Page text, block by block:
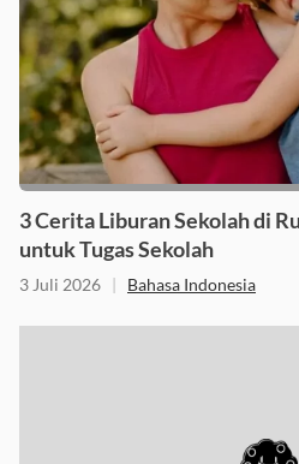
3 Cerita Liburan Sekolah di
untuk Tugas Sekolah
3 Juli 2026 | Bahasa Indonesia